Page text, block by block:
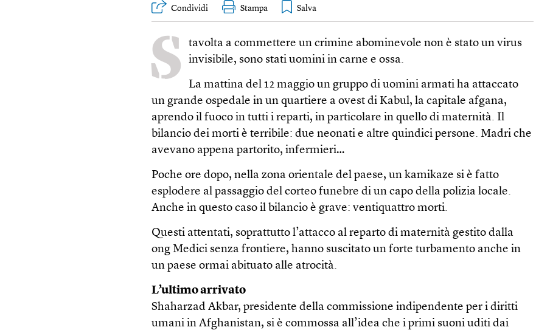
Condividi Stampa
S
tavolta a commettere un crimine abominevole non è stato un virus
invisibile, sono stati uomini in carne e ossa.
La mattina del 12 maggio un gruppo di uomini armati ha attaccato
un grande ospedale in un quartiere a ovest di Kabul, la capitale afgana,
aprendo il fuoco in tutti i reparti, in particolare in quello di maternità. Il
bilancio dei morti è terribile: due neonati e altre quindici persone. Madri che
avevano appena partorito, infermieri…
Poche ore dopo, nella zona orientale del paese, un kamikaze si è fatto
esplodere al passaggio del corteo funebre di un capo della polizia locale.
Anche in questo caso il bilancio è grave: ventiquattro morti.
Questi attentati, soprattutto l’attacco al reparto di maternità gestito dalla
ong Medici senza frontiere, hanno suscitato un forte turbamento anche in
un paese ormai abituato alle atrocità.
L’ultimo arrivato
Shaharzad Akbar, presidente della commissione indipendente per i diritti
umani in Afghanistan, si è commossa all’idea che i primi suoni uditi dai